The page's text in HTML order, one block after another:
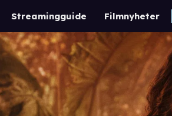
Streamingguide Filmnyheter